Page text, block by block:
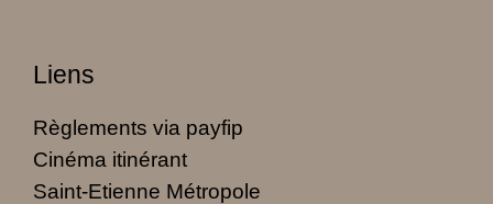
Liens
Règlements via payfip
Cinéma itinérant
Saint-Etienne Métropole